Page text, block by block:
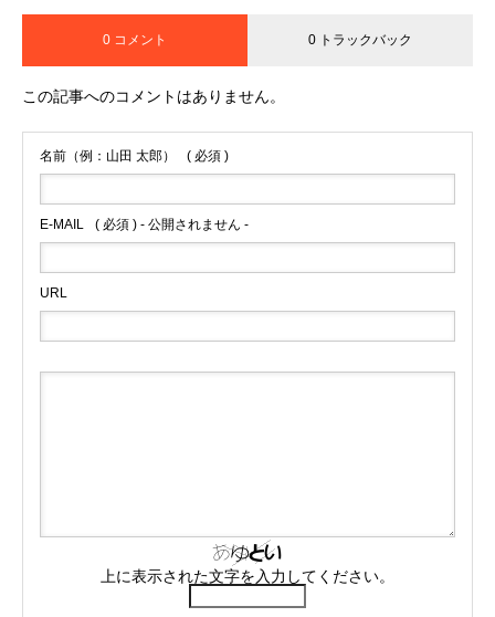
0 コメント 0 トラックバック
この記事へのコメントはありません。
名前（例：山田 太郎） ( 必須 )
E-MAIL ( 必須 ) - 公開されません -
URL
上に表示された文字を入力してください。